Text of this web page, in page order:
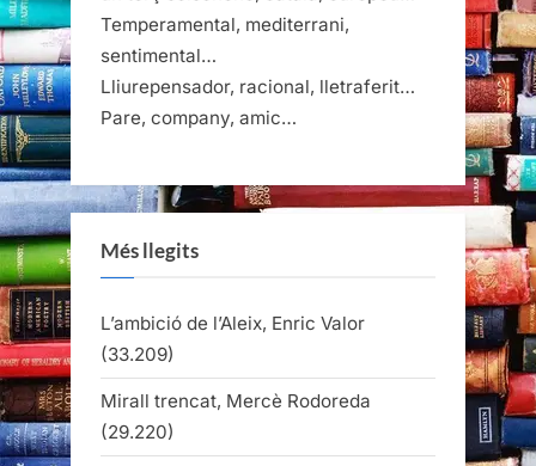
Temperamental, mediterrani,
sentimental…
Lliurepensador, racional, lletraferit…
Pare, company, amic…
Més llegits
L’ambició de l’Aleix, Enric Valor
(33.209)
Mirall trencat, Mercè Rodoreda
(29.220)